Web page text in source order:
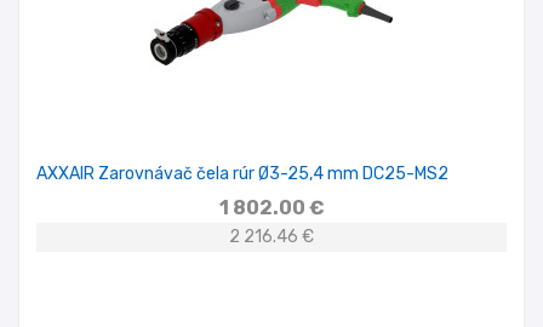
AXXAIR Zarovnávač čela rúr Ø3-25,4 mm DC25-MS2
1 802.00 €
2 216.46 €